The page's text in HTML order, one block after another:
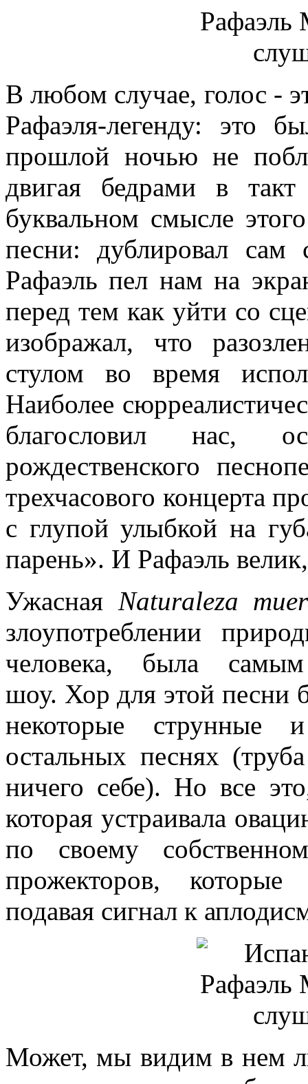
В любом случае, голос -
Рафаэля-легенду: это
прошлой ночью не
двигая бедрами в
буквальном смысле
песни: дублировал
Рафаэль пел нам на
перед тем как уйти со
изображал, что
стулом во время
Наиболее
благословил нас,
рождественского
трехчасового концерта
с глупой улыбкой на
парень». И Рафаэль
Ужасная Naturaleza
злоупотреблении
человека, была
шоу. Хор для этой песни
некоторые струнные
остальных песнях
ничего себе). Но все
которая устраивала
по своему
прожекторов,
подавая сигнал к
Может, мы видим в нем